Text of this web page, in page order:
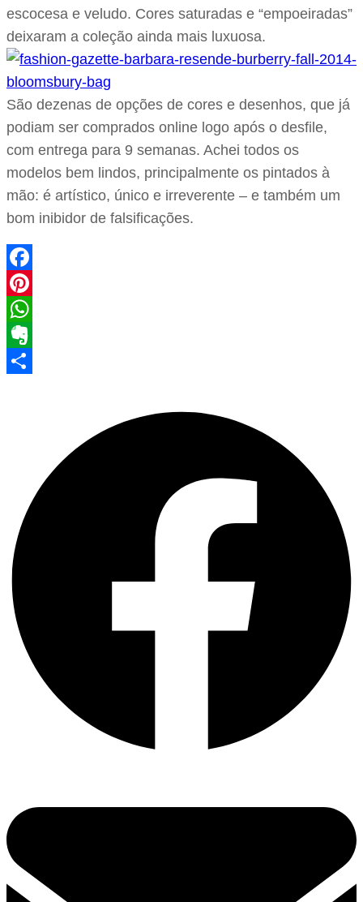
escocesa e veludo. Cores saturadas e “empoeiradas”
deixaram a coleção ainda mais luxuosa.
São dezenas de opções de cores e desenhos, que já
podiam ser comprados online logo após o desfile,
com entrega para 9 semanas. Achei todos os
modelos bem lindos, principalmente os pintados à
mão: é artístico, único e irreverente – e também um
bom inibidor de falsificações.
Facebook
Pinterest
WhatsApp
Evernote